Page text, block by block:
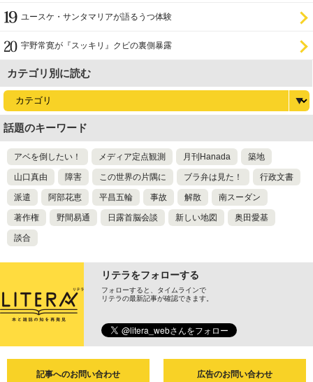
ユースケ・サンタマリアが語るうつ体験
宇野常寛が『スッキリ』クビの裏側暴露
カテゴリ別に読む
話題のキーワード
アベを倒したい！ メディア定点観測 月刊Hanada 築地
山口真由 障害 この世界の片隅に ブラ弁は見た！ 行政文書
派遣 阿部花恵 平昌五輪 事故 解散 南スーダン
著作権 野間易通 日露首脳会談 新しい地図 奥田愛基
談合
リテラをフォローする
フォローすると、タイムラインで
リテラの最新記事が確認できます。
記事へのお問い合わせ 広告のお問い合わせ